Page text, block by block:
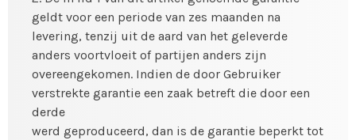
geldt voor een periode van zes maanden na
levering, tenzij uit de aard van het geleverde
anders voortvloeit of partijen anders zijn
overeengekomen. Indien de door Gebruiker
verstrekte garantie een zaak betreft die door een
derde
werd geproduceerd, dan is de garantie beperkt tot